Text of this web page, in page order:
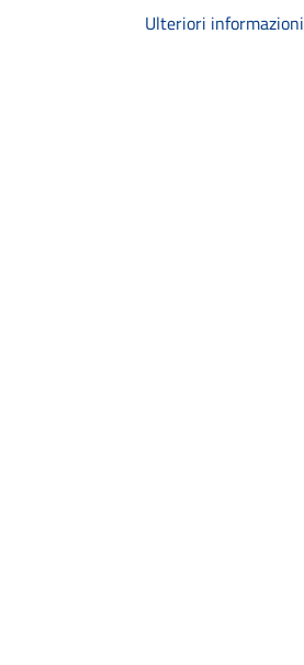
Ulteriori informazioni